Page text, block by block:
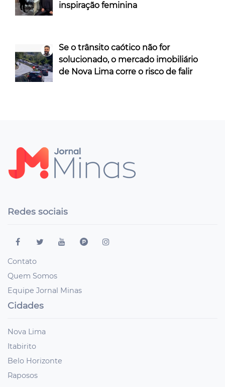
inspiração feminina
Se o trânsito caótico não for
solucionado, o mercado imobiliário
de Nova Lima corre o risco de falir
Redes sociais
Contato
Quem Somos
Equipe Jornal Minas
Cidades
Nova Lima
Itabirito
Belo Horizonte
Raposos